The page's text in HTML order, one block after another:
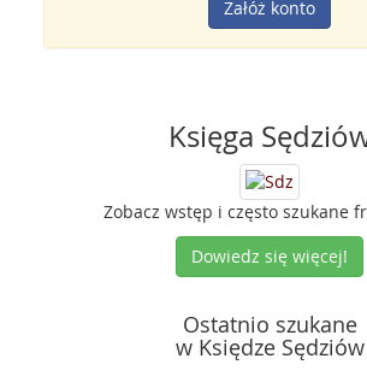
Załóż konto
Księga
Zobacz wstęp i często szukane
Dowiedz się więcej!
Ostatnio szukane
w Księdze Sędziów